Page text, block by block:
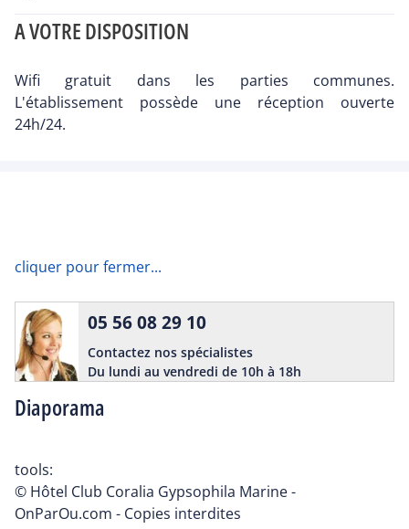
A VOTRE DISPOSITION
Wifi gratuit dans les parties communes.
L'établissement possède une réception ouverte
24h/24.
cliquer pour fermer...
Diaporama
05 56 08 29 10
Contactez nos spécialistes
Du lundi au vendredi de 10h à 18h
tools:
© Hôtel Club Coralia Gypsophila Marine -
OnParOu.com - Copies interdites